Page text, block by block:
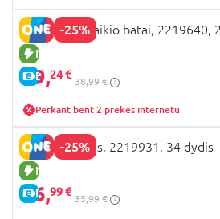
-25%
NAUJA PREKĖ
E-KAINA
BEPPI laisvalaikio batai, 2219640,
29,24 €
38,99 €
Perkant bent 2 prekes internetu
-25%
NAUJA PREKĖ
E-KAINA
BEPPI basutės, 2219931, 34 dydis
26,99 €
35,99 €